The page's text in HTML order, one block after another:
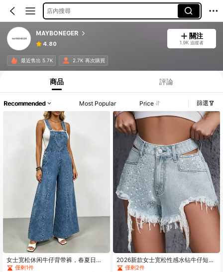
店內搜尋
MAYBONEGER
4.80
關注
1.9K 追蹤者
最近售出 5.7K 2.7K 再次購買
商品 評論
Recommended Most Popular Price 篩選
女士宽松休闲牛仔背带裤，春夏日常
穿着，工作服，高街连体裤
僅剩1件
2026新款女士宽松性感水钻牛仔短
裤，蓝色夏季女士休闲牛仔裤
僅剩2件